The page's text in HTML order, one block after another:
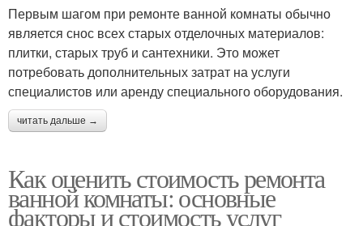
Первым шагом при ремонте ванной комнаты обычно
является снос всех старых отделочных материалов:
плитки, старых труб и сантехники. Это может
потребовать дополнительных затрат на услуги
специалистов или аренду специального оборудования.
читать дальше →
Как оценить стоимость ремонта
ванной комнаты: основные
факторы и стоимость услуг